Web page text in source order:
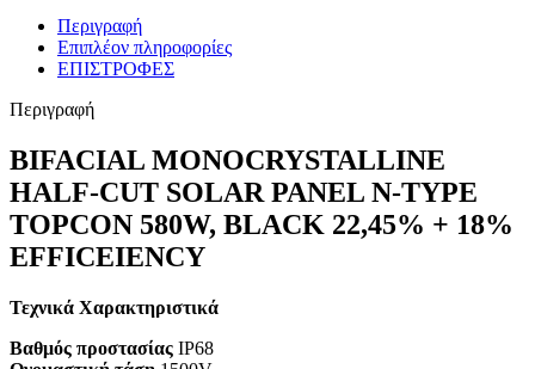
Περιγραφή
Επιπλέον πληροφορίες
ΕΠΙΣΤΡΟΦΕΣ
Περιγραφή
BIFACIAL MONOCRYSTALLINE
HALF-CUT SOLAR PANEL N-TYPE
TOPCON 580W, BLACK 22,45% + 18%
EFFICEIENCY
Τεχνικά Χαρακτηριστικά
Βαθμός προστασίας IP68